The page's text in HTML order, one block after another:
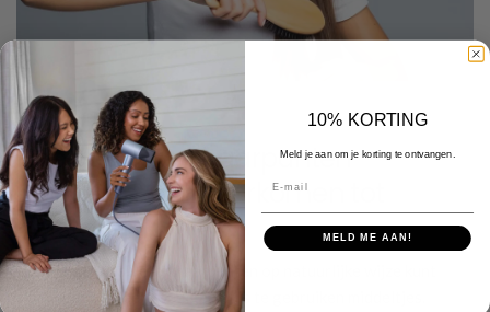
DECEMBER 22 2025
Hoe gespleten haarpunten
herstellen: van voorkomen tot
herstellen
Leer hoe je gespleten haarpunten op natuurlijke wijze kunt
verhelpen met eenvoudige, thuis te gebruiken middeltjes.
10% KORTING
Meld je aan om je korting te ontvangen.
MELD ME AAN!